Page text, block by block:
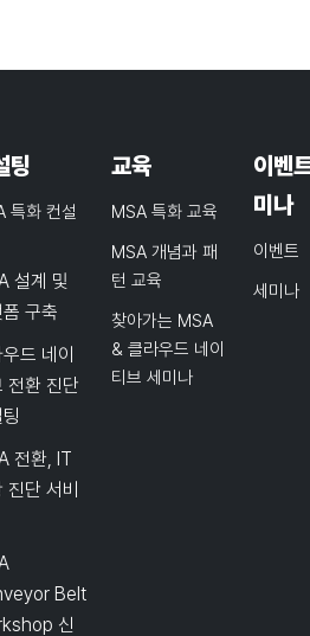
팅
특화 컨설
설계 및
구축
드 네이
전환 진단
전환, IT
진단 서비
Belt
신
교육
MSA 특화 교육
MSA 개념과 패
턴 교육
찾아가는 MSA
& 클라우드 네이
티브 세미나
이벤
미나
이벤트
세미나